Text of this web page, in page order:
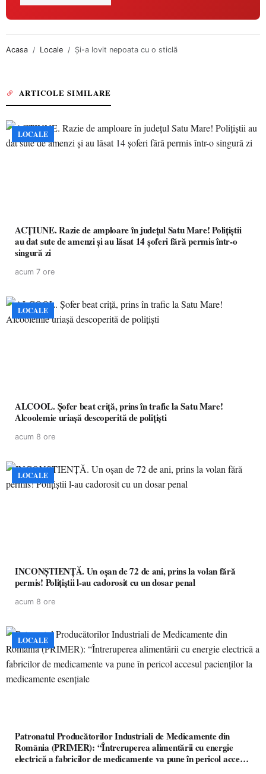
Acasa Locale Şi-a lovit nepoata cu o sticlă
ARTICOLE SIMILARE
LOCALE
ACȚIUNE. Razie de amploare în județul Satu Mare! Polițiștii
au dat sute de amenzi și au lăsat 14 șoferi fără permis într-o
singură zi
acum 7 ore
LOCALE
ALCOOL. Șofer beat criță, prins în trafic la Satu Mare!
Alcoolemie uriașă descoperită de polițiști
acum 8 ore
LOCALE
INCONȘTIENȚĂ. Un oșan de 72 de ani, prins la volan fără
permis! Polițiștii l-au cadorosit cu un dosar penal
acum 8 ore
LOCALE
Patronatul Producătorilor Industriali de Medicamente din
România (PRIMER): “Întreruperea alimentării cu energie
electrică a fabricilor de medicamente va pune în pericol accesul